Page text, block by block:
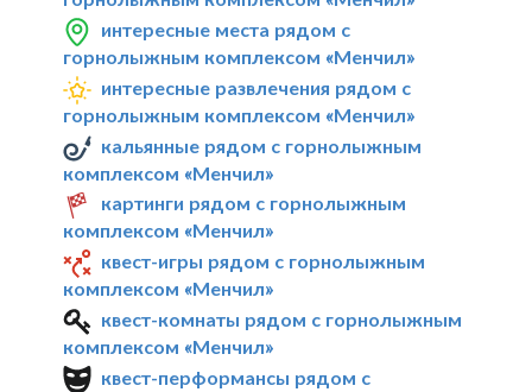
интересные места рядом с
горнолыжным комплексом «Менчил»
интересные развлечения рядом с
горнолыжным комплексом «Менчил»
кальянные рядом с горнолыжным
комплексом «Менчил»
картинги рядом с горнолыжным
комплексом «Менчил»
квест-игры рядом с горнолыжным
комплексом «Менчил»
квест-комнаты рядом с горнолыжным
комплексом «Менчил»
квест-перформансы рядом с